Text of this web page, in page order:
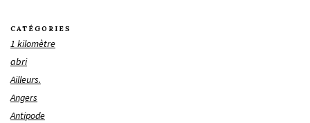
CATÉGORIES
1 kilomètre
abri
Ailleurs.
Angers
Antipode